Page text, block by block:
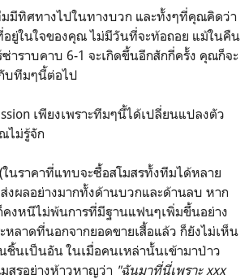
มีทิศทางไปในทางบวก และทั้งๆที่คุณคิดว่า
อยู่ในใจของคุณ ไม่มีวันที่จะท้อถอย แม้ในคืน
าราบคาบ 6-1 จะเกิดขึ้นอีกสักกี่ครั้ง คุณก็จะ
บทีมๆนี้ต่อไป
เพียงเพราะทีมๆนี้ได้เปลี่ยนแปลงตัว
ไม่รู้จัก
ในราคาที่แทบจะซื้อสโมสรทั้งทีมได้หลาย
งผลอย่างมากทั้งด้านบวกและด้านลบ หาก
คงหนีไม่พ้นการที่มีฐานแฟนๆเพิ่มขึ้นอย่าง
ลาดที่นอกจากยอดขายเสื้อแล้ว ก็ยังไม่เห็น
ชิ้นเป็นอัน ในเมื่อคนเหล่านั้นเข้ามาป่าว
สรอย่างห้าวหาญว่า "ฉันมาที่นี่เพราะ xxx